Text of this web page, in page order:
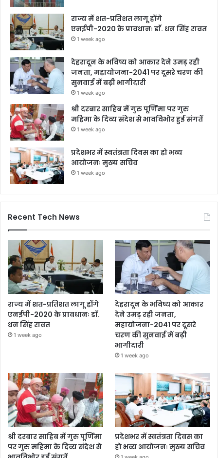
राज्य में शत-प्रतिशत लागू होंगे
एनईपी-2020 के प्रावधानः डाॅ. धन सिंह रावत
1 week ago
देहरादून के भविष्य को आकार देने उमड़ रही
जनता, महायोजना-2041 पर दूसरे चरण की
सुनवाई में बढ़ी भागीदारी
1 week ago
श्री दरबार साहिब में गुरु पूर्णिमा पर गुरु
महिमा के दिव्य संदेश से भावविभोर हुई संगतें
1 week ago
प्रदेशभर में स्वतंत्रता दिवस का हो भव्य
आयोजनः मुख्य सचिव
1 week ago
Recent Tech News
राज्य में शत-प्रतिशत लागू होंगे
एनईपी-2020 के प्रावधानः डाॅ.
धन सिंह रावत
1 week ago
देहरादून के भविष्य को आकार
देने उमड़ रही जनता,
महायोजना-2041 पर दूसरे
चरण की सुनवाई में बढ़ी
भागीदारी
1 week ago
श्री दरबार साहिब में गुरु पूर्णिमा
पर गुरु महिमा के दिव्य संदेश से
प्रदेशभर में स्वतंत्रता दिवस का
हो भव्य आयोजनः मुख्य सचिव